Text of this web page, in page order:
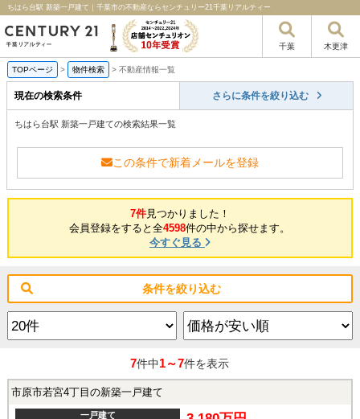
ちはら台駅 新築一戸建て｜千葉市の不動産ならセンチュリー21千葉リアルティー
千葉 木更津
TOPページ > 物件検索 > 不動産情報一覧
現在の検索条件 さらに条件を絞り込む
ちはら台駅 新築一戸建ての検索結果一覧
この条件で新着メールを登録
7件見つかりました！
会員登録をすると全4598件の中から探せます。
今すぐ見る
条件を絞り込む
7件中1～7件を表示
市原市若宮4丁目の新築一戸建て
一戸建て